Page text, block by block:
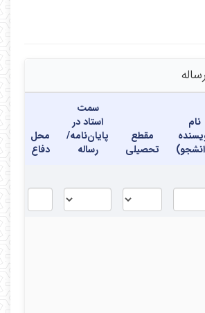
نام
مقطع
تحصیلی
سمت
استاد در
پایان‌نامه/
رساله
محل
دفاع